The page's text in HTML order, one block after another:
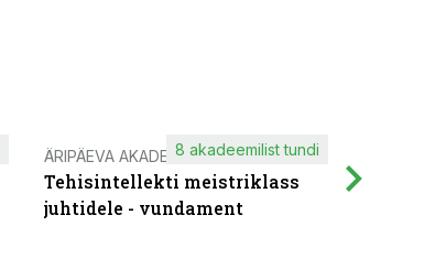
ÄRIPÄEVA AKADEEMIA
Tehisintellekti meistriklass
juhtidele - vundament
8 akadeemilist tundi